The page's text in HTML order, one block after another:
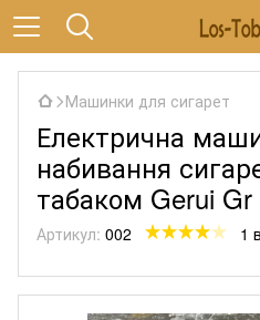
Машинки для сигарет
Електрична
набивання
табаком Gerui
Артикул: 002 1